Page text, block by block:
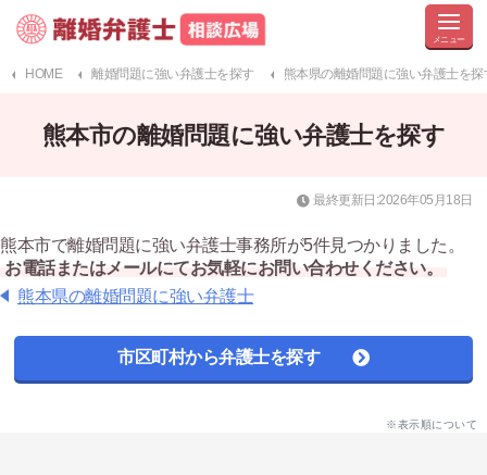
HOME 離婚問題に強い弁護士を探す 熊本県の離婚問題に強い弁護士を探
熊本市の離婚問題に強い弁護士を探す
最終更新日:2026年05月18日
熊本市で離婚問題に強い弁護士事務所が5件見つかりました。
お電話またはメールにてお気軽にお問い合わせください。
熊本県の離婚問題に強い弁護士
市区町村から弁護士を探す
※表示順について